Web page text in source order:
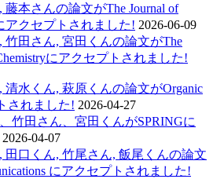
藤本さんの論文がThe Journal of
アクセプトされました! 2026-06-09
竹田さん, 宮田くんの論文がThe
にアクセプトされました!
清水くん, 萩原くんの論文がOrganic
されました! 2026-04-27
竹田さん、宮田くんがSPRINGに
2026-04-07
田口くん, 竹尾さん, 飯尾くんの論文
にアクセプトされました!